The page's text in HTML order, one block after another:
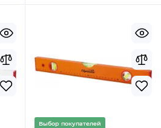
Выбор покупателей